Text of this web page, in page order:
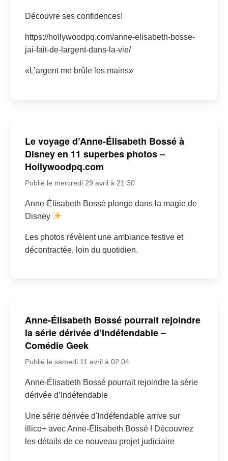
Découvre ses confidences!
https://hollywoodpq.com/anne-elisabeth-bosse-
jai-fait-de-largent-dans-la-vie/
«L’argent me brûle les mains»
Le voyage d’Anne-Élisabeth Bossé à
Disney en 11 superbes photos –
Hollywoodpq.com
Publié le mercredi 29 avril à 21:30
Anne-Élisabeth Bossé plonge dans la magie de
Disney
Les photos révèlent une ambiance festive et
décontractée, loin du quotidien.
Anne-Élisabeth Bossé pourrait rejoindre
la série dérivée d’Indéfendable –
Comédie Geek
Publié le samedi 11 avril à 02:04
Anne-Élisabeth Bossé pourrait rejoindre la série
dérivée d’Indéfendable
Une série dérivée d'Indéfendable arrive sur
illico+ avec Anne-Élisabeth Bossé ! Découvrez
les détails de ce nouveau projet judiciaire